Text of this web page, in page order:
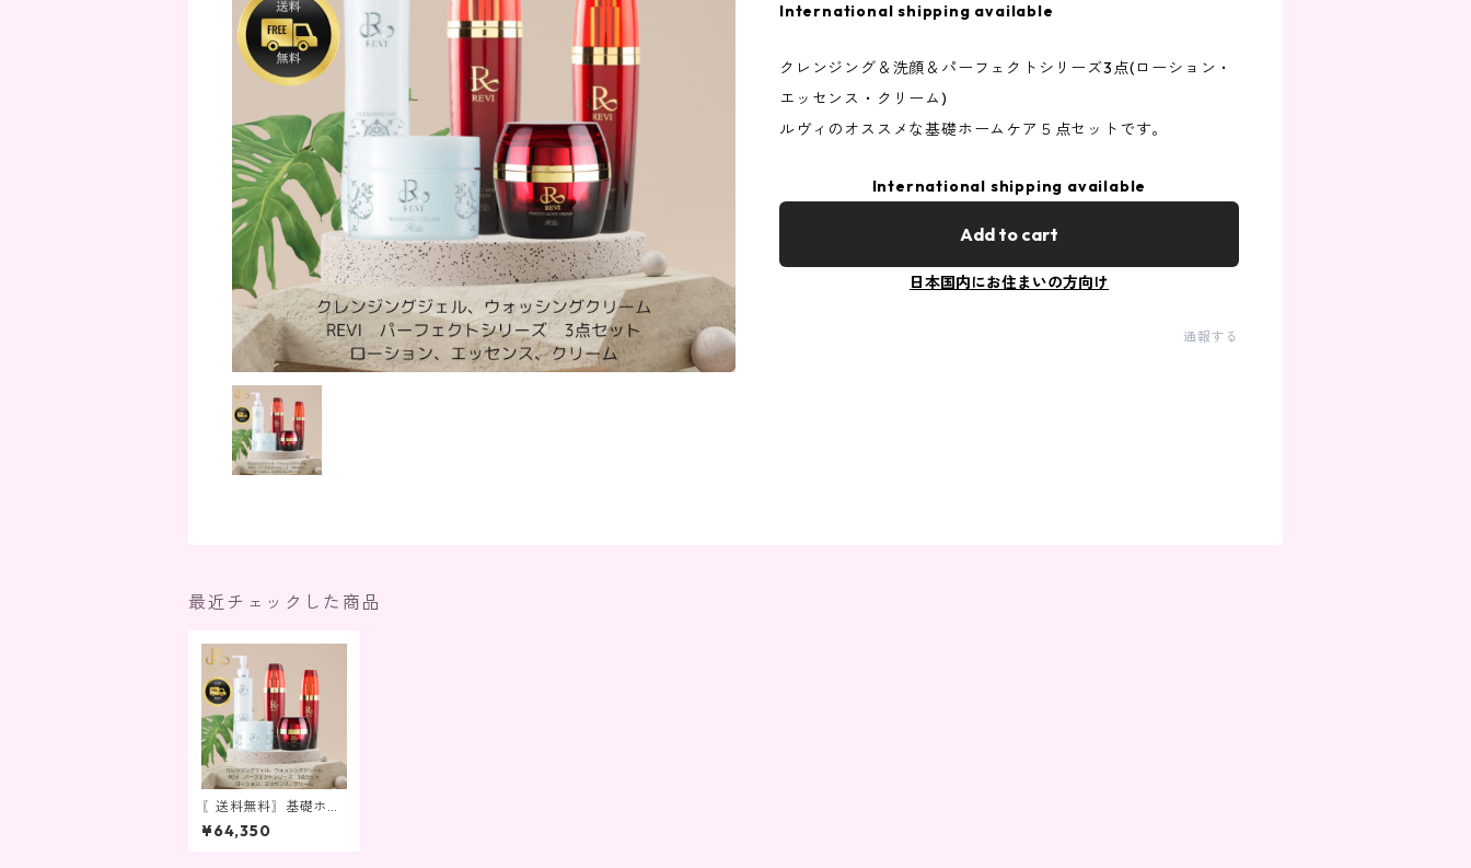
International shipping available
クレンジング＆洗顔＆パーフェクトシリーズ3点(ローション・
エッセンス・クリーム)
ルヴィのオススメな基礎ホームケア５点セットです。
International shipping available
Add to cart
日本国内にお住まいの方向け
通報する
最近チェックした商品
〖送料無料〗基礎ホー
ムケアの５点セット
¥64,350